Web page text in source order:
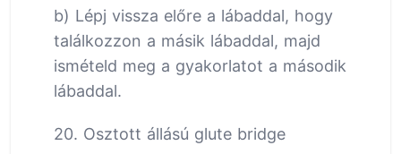
b) Lépj vissza előre a lábaddal, hogy
találkozzon a másik lábaddal, majd
ismételd meg a gyakorlatot a második
lábaddal.
20. Osztott állású glute bridge